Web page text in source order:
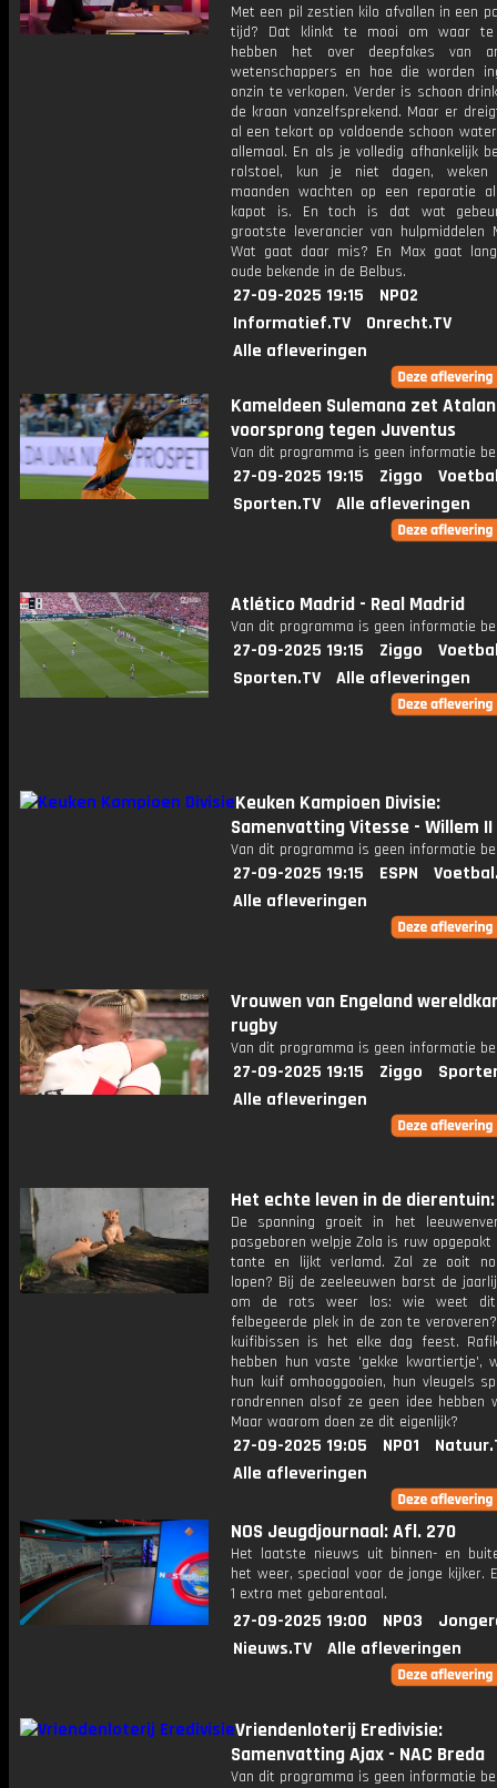
Met een pil zestien kilo afvallen in een
tijd? Dat klinkt te mooi om waar te
hebben het over deepfakes van
wetenschappers en hoe die worden
onzin te verkopen. Verder is schoon
de kraan vanzelfsprekend. Maar er
al een tekort op voldoende schoon
allemaal. En als je volledig afhankelijk
rolstoel, kun je niet dagen,
maanden wachten op een reparatie
kapot is. En toch is dat wat
grootste leverancier van hulpmiddelen
Wat gaat daar mis? En Max gaat
oude bekende in de Belbus.
27-09-2025 19:15
NPO2
Informatief.TV
Onrecht.TV
Alle afleveringen
Kameldeen Sulemana zet
voorsprong tegen Juventus
Van dit programma is geen informatie
27-09-2025 19:15 Ziggo
Sporten.TV
Alle afleveringen
Atlético Madrid - Real Madrid
Van dit programma is geen informatie
27-09-2025 19:15 Ziggo
Sporten.TV
Alle afleveringen
Keuken Kampioen Divisie:
Samenvatting Vitesse - Willem II
Van dit programma is geen informatie
27-09-2025 19:15 ESPN
Alle afleveringen
Vrouwen van Engeland
rugby
Van dit programma is geen informatie
27-09-2025 19:15 Ziggo
Alle afleveringen
Het echte leven in de
De spanning groeit in het
pasgeboren welpje Zola is ruw opgepakt
tante en lijkt verlamd. Zal ze ooit
lopen? Bij de zeeleeuwen barst de
om de rots weer los: wie weet
felbegeerde plek in de zon te
kuifibissen is het elke dag feest.
hebben hun vaste 'gekke kwartiertje',
hun kuif omhooggooien, hun vleugels
rondrennen alsof ze geen idee hebben
Maar waarom doen ze dit eigenlijk?
27-09-2025 19:05 NPO1
Alle afleveringen
NOS Jeugdjournaal: Afl. 270
Het laatste nieuws uit binnen- en
het weer, speciaal voor de jonge kijker.
1 extra met gebarentaal.
27-09-2025 19:00 NPO3
Nieuws.TV
Alle afleveringen
Vriendenloterij Eredivisie:
Samenvatting Ajax - NAC Breda
Van dit programma is geen informatie